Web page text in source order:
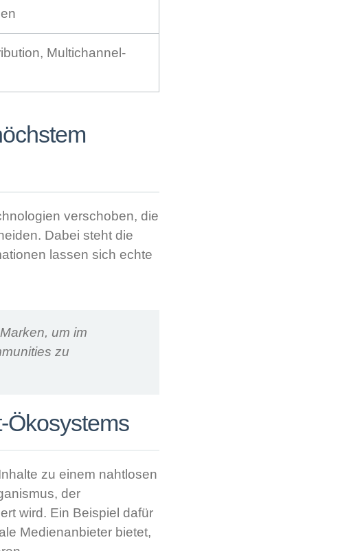
Multichannel-
verschoben, die
Dabei steht die
lassen sich echte
um im
zu
Ökosystems
zu einem nahtlosen
der
wird. Ein Beispiel dafür
Medienanbieter bietet,